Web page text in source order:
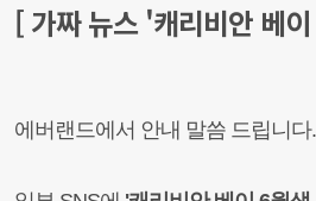
[ 가짜뉴스 '캐리비안 베
에버랜드에서 안내 말씀 드립니다.